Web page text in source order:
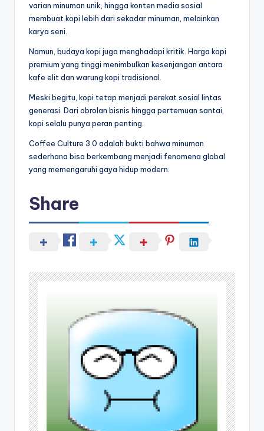
varian minuman unik, hingga konten media sosial
membuat kopi lebih dari sekadar minuman, melainkan
karya seni.
Namun, budaya kopi juga menghadapi kritik. Harga kopi
premium yang tinggi menimbulkan kesenjangan antara
kafe elit dan warung kopi tradisional.
Meski begitu, kopi tetap menjadi perekat sosial lintas
generasi. Dari obrolan bisnis hingga pertemuan santai,
kopi selalu punya peran penting.
Coffee Culture 3.0 adalah bukti bahwa minuman
sederhana bisa berkembang menjadi fenomena global
yang memengaruhi gaya hidup modern.
Share